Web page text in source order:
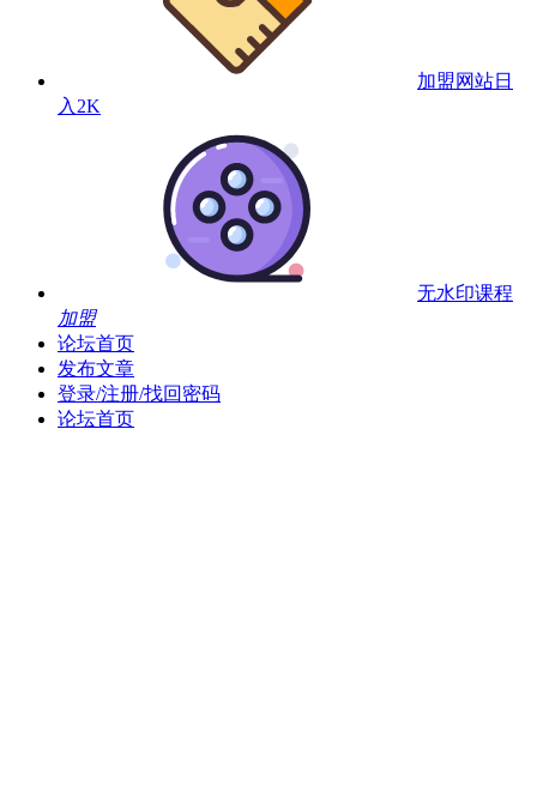
加盟网站日
入2K
无水印课程
加盟
论坛首页
发布文章
登录/注册/找回密码
论坛首页